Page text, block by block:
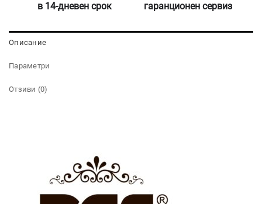
в 14-дневен срок
гаранционен сервиз
Описание
Параметри
Отзиви (0)